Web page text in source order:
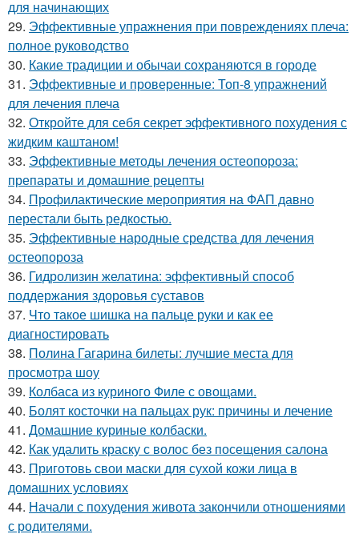
для начинающих
29. Эффективные упражнения при повреждениях плеча:
полное руководство
30. Какие традиции и обычаи сохраняются в городе
31. Эффективные и проверенные: Топ-8 упражнений
для лечения плеча
32. Откройте для себя секрет эффективного похудения с
жидким каштаном!
33. Эффективные методы лечения остеопороза:
препараты и домашние рецепты
34. Профилактические мероприятия на ФАП давно
перестали быть редкостью.
35. Эффективные народные средства для лечения
остеопороза
36. Гидролизин желатина: эффективный способ
поддержания здоровья суставов
37. Что такое шишка на пальце руки и как ее
диагностировать
38. Полина Гагарина билеты: лучшие места для
просмотра шоу
39. Колбаса из куриного Филе с овощами.
40. Болят косточки на пальцах рук: причины и лечение
41. Домашние куриные колбаски.
42. Как удалить краску с волос без посещения салона
43. Приготовь свои маски для сухой кожи лица в
домашних условиях
44. Начали с похудения живота закончили отношениями
с родителями.